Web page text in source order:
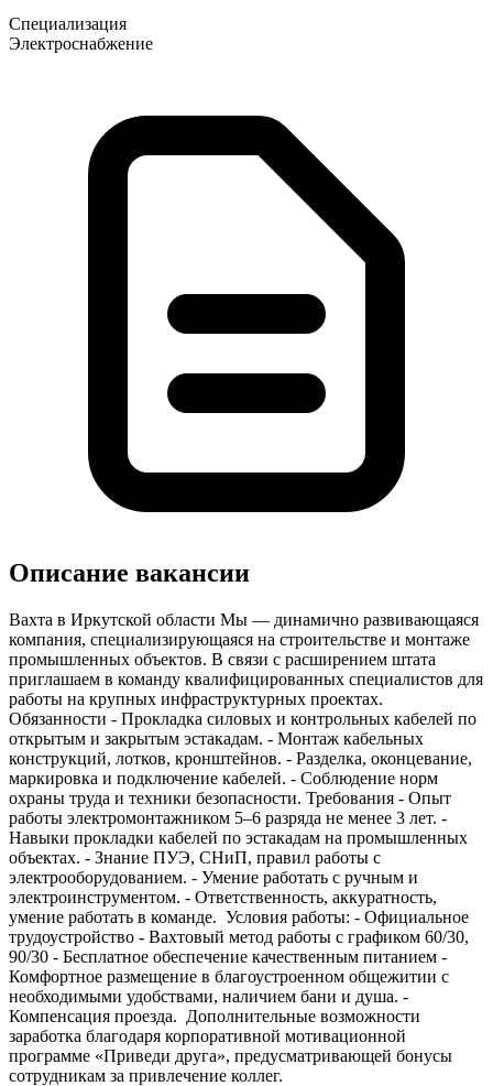
Специализация
Электроснабжение
Описание вакансии
Вахта в Иркутской области Мы — динамично развивающаяся
компания, специализирующаяся на строительстве и монтаже
промышленных объектов. В связи с расширением штата
приглашаем в команду квалифицированных специалистов для
работы на крупных инфраструктурных проектах.
Обязанности - Прокладка силовых и контрольных кабелей по
открытым и закрытым эстакадам. - Монтаж кабельных
конструкций, лотков, кронштейнов. - Разделка, оконцевание,
маркировка и подключение кабелей. - Соблюдение норм
охраны труда и техники безопасности. Требования - Опыт
работы электромонтажником 5–6 разряда не менее 3 лет. -
Навыки прокладки кабелей по эстакадам на промышленных
объектах. - Знание ПУЭ, СНиП, правил работы с
электрооборудованием. - Умение работать с ручным и
электроинструментом. - Ответственность, аккуратность,
умение работать в команде. ️ Условия работы: - Официальное
трудоустройство - Вахтовый метод работы с графиком 60/30,
90/30 - Бесплатное обеспечение качественным питанием -
Комфортное размещение в благоустроенном общежитии с
необходимыми удобствами, наличием бани и душа. -
Компенсация проезда. ️ Дополнительные возможности
заработка благодаря корпоративной мотивационной
программе «Приведи друга», предусматривающей бонусы
сотрудникам за привлечение коллег.